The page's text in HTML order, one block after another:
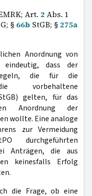
Art. 2 Abs. 1
§ 66b StGB; § 275a
Anordnung von
eindeutig, dass der
die für die
vorbehaltene
gelten, für das
Anordnung der
wollte. Eine analoge
zur Vermeidung
durchgeführten
Anträgen, die aus
keinesfalls Erfolg
die Frage, ob eine